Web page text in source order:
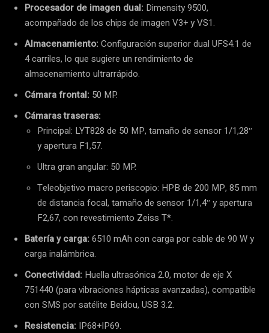
Procesador de imagen dual: Dimensity 9500,
acompañado de los chips de imagen V3+ y VS1.
Almacenamiento:Configuración superior dual UFS4.1 de
4 carriles, lo que sugiere un rendimiento de
almacenamiento ultrarrápido.
Cámara frontal: 50 MP.
Cámaras traseras:
Principal: LYT828 de 50 MP, tamaño de sensor 1/1,28″
y apertura F1,57.
Ultra gran angular: 50 MP.
Teleobjetivo macro periscopio: HPB de 200 MP, 85 mm
de distancia focal, tamaño de sensor 1/1,4″ y apertura
F2,67, con revestimiento Zeiss T*.
Batería y carga:6510 mAh con carga por cable de 90 W y
carga inalámbrica.
Conectividad: Huella ultrasónica 2.0, motor de eje X
751440 (para vibraciones hápticas avanzadas), compatible
con SMS por satélite Beidou, USB 3.2.
Resistencia: IP68+IP69.